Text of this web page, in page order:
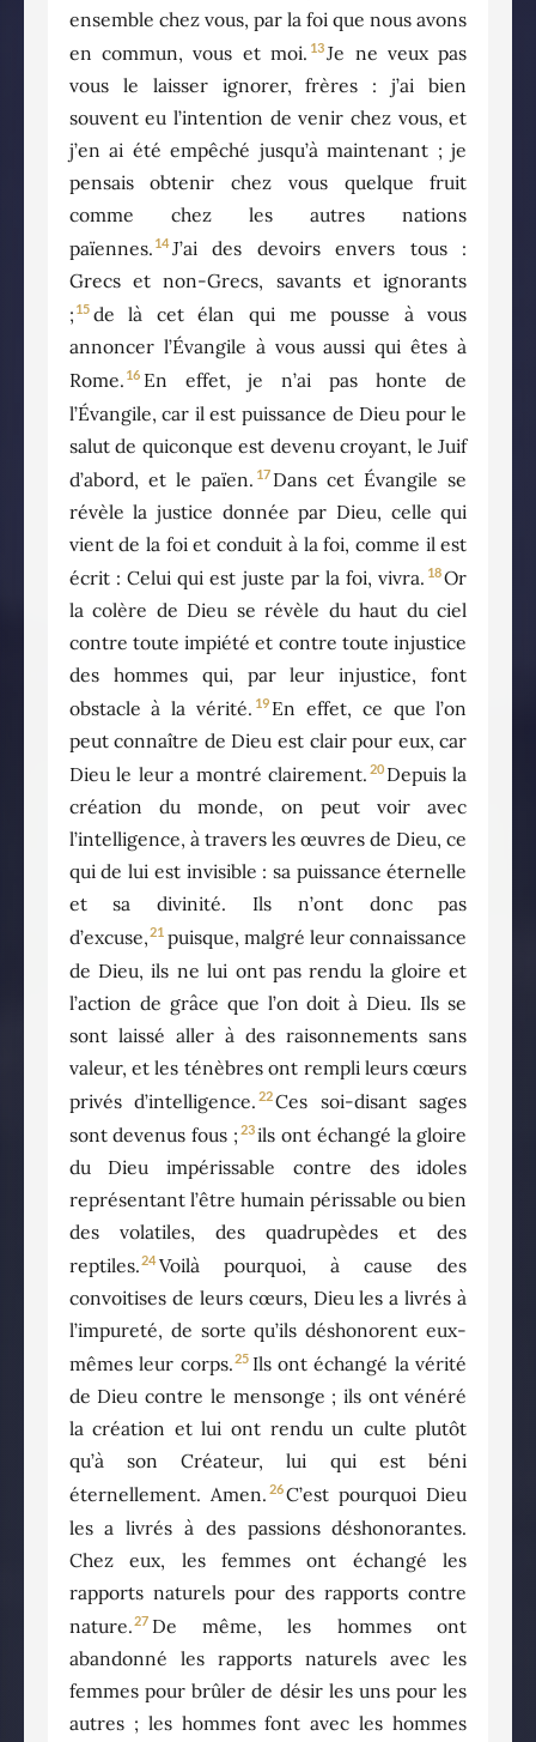
ensemble chez vous, par la foi que nous avons
en commun, vous et moi. 13Je ne veux pas
vous le laisser ignorer, frères : j’ai bien
souvent eu l’intention de venir chez vous, et
j’en ai été empêché jusqu’à maintenant ; je
pensais obtenir chez vous quelque fruit
comme chez les autres nations
païennes. 14 J’ai des devoirs envers tous :
Grecs et non-Grecs, savants et ignorants
; 15 de là cet élan qui me pousse à vous
annoncer l’Évangile à vous aussi qui êtes à
Rome. 16 En effet, je n’ai pas honte de
l’Évangile, car il est puissance de Dieu pour le
salut de quiconque est devenu croyant, le Juif
d’abord, et le païen. 17 Dans cet Évangile se
révèle la justice donnée par Dieu, celle qui
vient de la foi et conduit à la foi, comme il est
écrit : Celui qui est juste par la foi, vivra. 18Or
la colère de Dieu se révèle du haut du ciel
contre toute impiété et contre toute injustice
des hommes qui, par leur injustice, font
obstacle à la vérité. 19 En effet, ce que l’on
peut connaître de Dieu est clair pour eux, car
Dieu le leur a montré clairement. 20 Depuis la
création du monde, on peut voir avec
l’intelligence, à travers les œuvres de Dieu, ce
qui de lui est invisible : sa puissance éternelle
et sa divinité. Ils n’ont donc pas
d’excuse,21 puisque, malgré leur connaissance
de Dieu, ils ne lui ont pas rendu la gloire et
l’action de grâce que l’on doit à Dieu. Ils se
sont laissé aller à des raisonnements sans
valeur, et les ténèbres ont rempli leurs cœurs
privés d’intelligence. 22Ces soi-disant sages
sont devenus fous ; 23ils ont échangé la gloire
du Dieu impérissable contre des idoles
représentant l’être humain périssable ou bien
des volatiles, des quadrupèdes et des
reptiles.24 Voilà pourquoi, à cause des
convoitises de leurs cœurs, Dieu les a livrés à
l’impureté, de sorte qu’ils déshonorent eux-
mêmes leur corps.25 Ils ont échangé la vérité
de Dieu contre le mensonge ; ils ont vénéré
la création et lui ont rendu un culte plutôt
qu’à son Créateur, lui qui est béni
éternellement. Amen. 26C’est pourquoi Dieu
les a livrés à des passions déshonorantes.
Chez eux, les femmes ont échangé les
rapports naturels pour des rapports contre
nature.27 De même, les hommes ont
abandonné les rapports naturels avec les
femmes pour brûler de désir les uns pour les
autres ; les hommes font avec les hommes